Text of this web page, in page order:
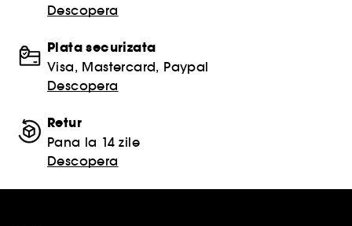
Descopera
Plata securizata
Visa, Mastercard, Paypal
Descopera
Retur
Pana la 14 zile
Descopera